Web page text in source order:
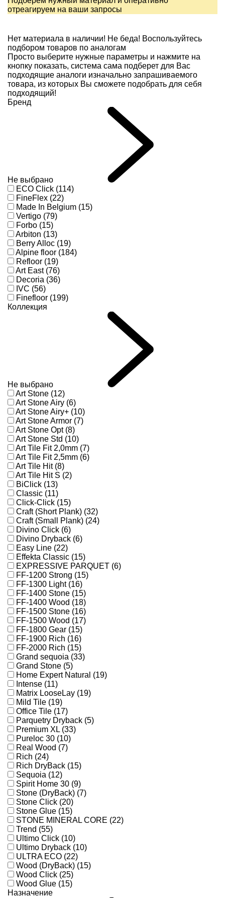
отреагируем на ваши запросы
Нет материала в наличии! Не беда! Воспользуйтесь
подбором товаров по аналогам
Просто выберите нужные параметры и нажмите на
кнопку показать, система сама подберет для Вас
подходящие аналоги изначально запрашиваемого
товара, из которых Вы сможете подобрать для себя
подходящий!
Бренд
Не выбрано
ECO Click (114)
FineFlex (22)
Made In Belgium (15)
Vertigo (79)
Forbo (15)
Arbiton (13)
Berry Alloc (19)
Alpine floor (184)
Refloor (19)
Art East (76)
Decoria (36)
IVC (56)
Finefloor (199)
Коллекция
Не выбрано
Art Stone (12)
Art Stone Airy (6)
Art Stone Airy+ (10)
Art Stone Armor (7)
Art Stone Opt (8)
Art Stone Std (10)
Art Tile Fit 2,0mm (7)
Art Tile Fit 2,5mm (6)
Art Tile Hit (8)
Art Tile Hit S (2)
BiClick (13)
Classic (11)
Click-Click (15)
Craft (Short Plank) (32)
Craft (Small Plank) (24)
Divino Click (6)
Divino Dryback (6)
Easy Line (22)
Effekta Classic (15)
EXPRESSIVE PARQUET (6)
FF-1200 Strong (15)
FF-1300 Light (16)
FF-1400 Stone (15)
FF-1400 Wood (18)
FF-1500 Stone (16)
FF-1500 Wood (17)
FF-1800 Gear (15)
FF-1900 Rich (16)
FF-2000 Rich (15)
Grand sequoia (33)
Grand Stone (5)
Home Expert Natural (19)
Intense (11)
Matrix LooseLay (19)
Mild Tile (19)
Office Tile (17)
Parquetry Dryback (5)
Premium XL (33)
Pureloc 30 (10)
Real Wood (7)
Rich (24)
Rich DryBack (15)
Sequoia (12)
Spirit Home 30 (9)
Stone (DryBack) (7)
Stone Click (20)
Stone Glue (15)
STONE MINERAL CORE (22)
Trend (55)
Ultimo Click (10)
Ultimo Dryback (10)
ULTRA ECO (22)
Wood (DryBack) (15)
Wood Click (25)
Wood Glue (15)
Назначение